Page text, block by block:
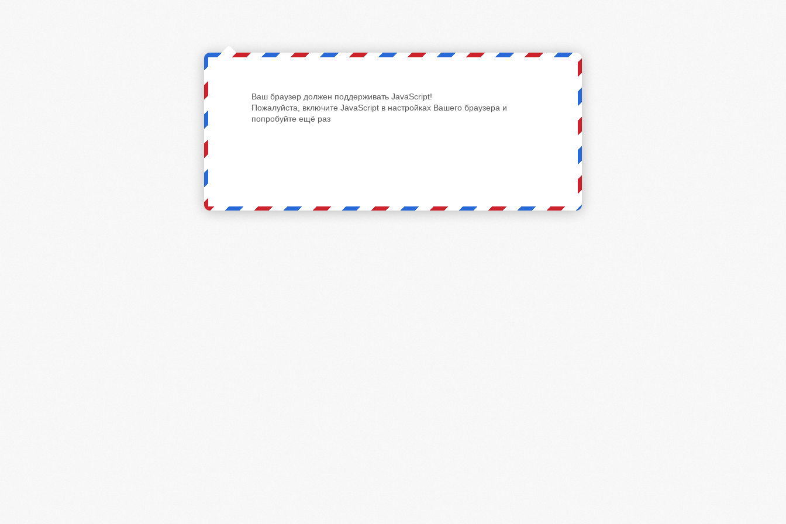
Ваш браузер должен поддерживать JavaScript!
Пожалуйста, включите JavaScript в настройках Вашего браузера и
попробуйте ещё раз